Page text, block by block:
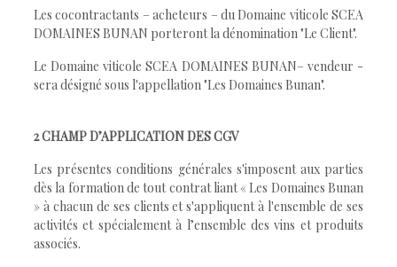
Les cocontractants – acheteurs – du Domaine viticole SCEA
DOMAINES BUNAN porteront la dénomination "Le Client".
Le Domaine viticole SCEA DOMAINES BUNAN– vendeur -
sera désigné sous l'appellation "Les Domaines Bunan".
2 CHAMP D’APPLICATION DES CGV
Les présentes conditions générales s'imposent aux parties
dès la formation de tout contrat liant « Les Domaines Bunan
» à chacun de ses clients et s'appliquent à l'ensemble de ses
activités et spécialement à l’ensemble des vins et produits
associés.